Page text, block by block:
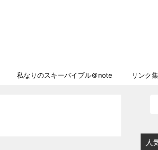
私なりのスキーバイブル＠note リンク集
人